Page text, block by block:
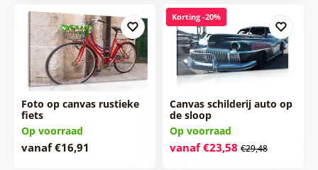
Foto op canvas rustieke
fiets
Op voorraad
vanaf €16,91
Korting -20%
Canvas schilderij auto op
de sloop
Op voorraad
vanaf €23,58 €29,48